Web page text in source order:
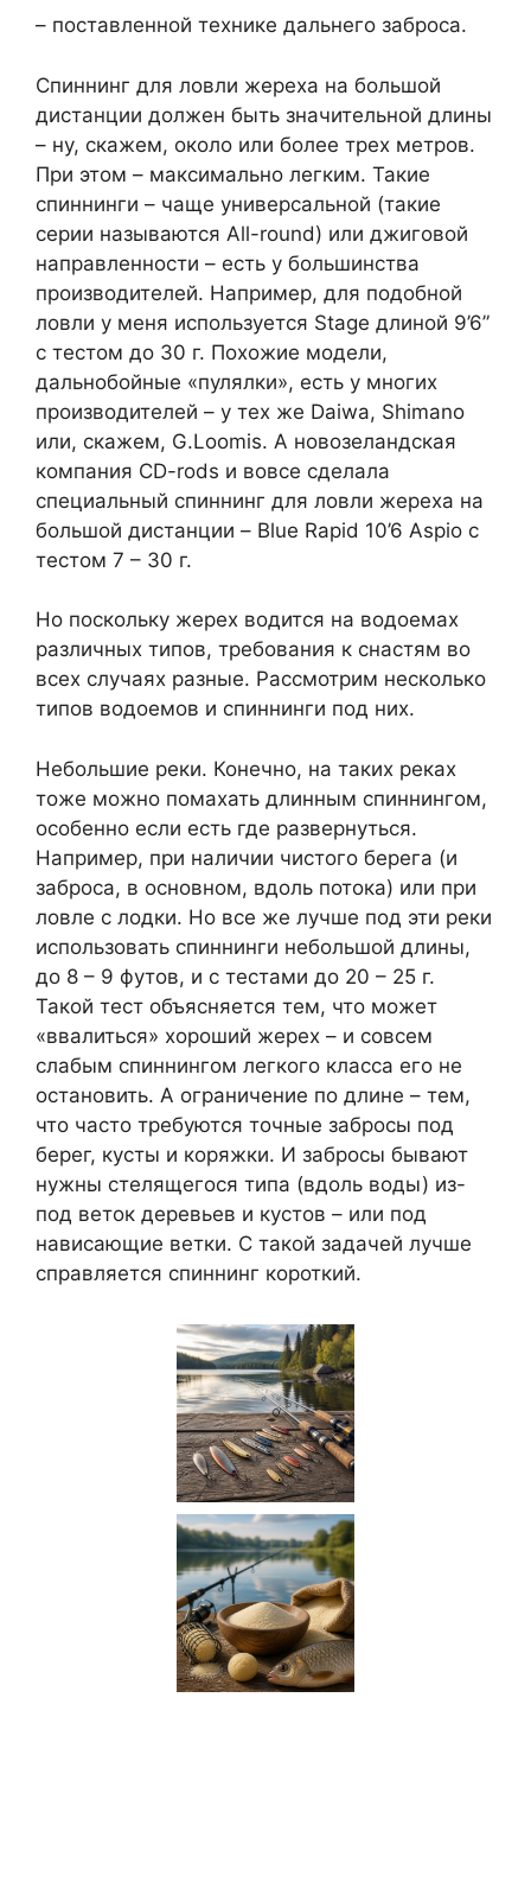
– поставленной технике дальнего заброса.
Спиннинг для ловли жереха на большой
дистанции должен быть значительной длины
– ну, скажем, около или более трех метров.
При этом – максимально легким. Такие
спиннинги – чаще универсальной (такие
серии называются All-round) или джиговой
направленности – есть у большинства
производителей. Например, для подобной
ловли у меня используется Stage длиной 9’6”
с тестом до 30 г. Похожие модели,
дальнобойные «пулялки», есть у многих
производителей – у тех же Daiwa, Shimano
или, скажем, G.Loomis. А новозеландская
компания CD-rods и вовсе сделала
специальный спиннинг для ловли жереха на
большой дистанции – Blue Rapid 10’6 Aspio с
тестом 7 – 30 г.
Но поскольку жерех водится на водоемах
различных типов, требования к снастям во
всех случаях разные. Рассмотрим несколько
типов водоемов и спиннинги под них.
Небольшие реки. Конечно, на таких реках
тоже можно помахать длинным спиннингом,
особенно если есть где развернуться.
Например, при наличии чистого берега (и
заброса, в основном, вдоль потока) или при
ловле с лодки. Но все же лучше под эти реки
использовать спиннинги небольшой длины,
до 8 – 9 футов, и с тестами до 20 – 25 г.
Такой тест объясняется тем, что может
«ввалиться» хороший жерех – и совсем
слабым спиннингом легкого класса его не
остановить. А ограничение по длине – тем,
что часто требуются точные забросы под
берег, кусты и коряжки. И забросы бывают
нужны стелящегося типа (вдоль воды) из-
под веток деревьев и кустов – или под
нависающие ветки. С такой задачей лучше
справляется спиннинг короткий.